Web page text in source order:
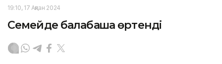
19:10, 17 Ақпан 2024
Семейде балабақша өртенді